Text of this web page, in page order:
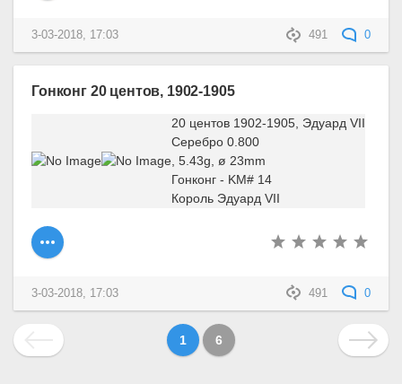
491 0
3-03-2018, 17:03
Гонконг 20 центов, 1902-1905
20 центов 1902-1905, Эдуард VII
Серебро 0.800
, 5.43g, ø 23mm
Гонконг - KM# 14
Король Эдуард VII
491 0
3-03-2018, 17:03
1 6